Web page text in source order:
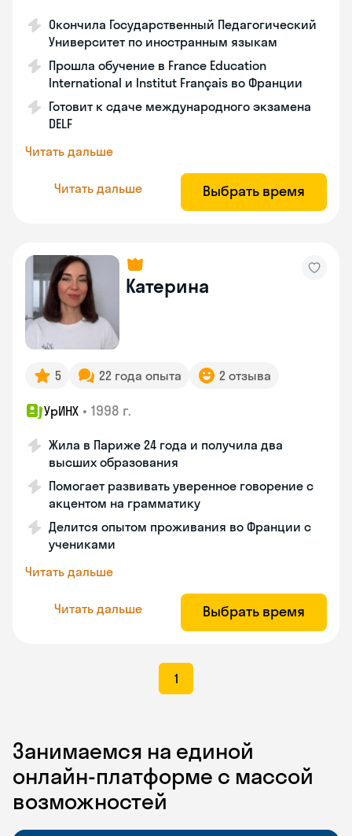
Окончила Государственный Педагогический
Университет по иностранным языкам
Прошла обучение в France Education
International и Institut Français во Франции
Готовит к сдаче международного экзамена
DELF
Читать дальше
Читать дальше Выбрать время
Катерина
5 22 года опыта 2 отзыва
УрИНХ • 1998 г.
Жила в Париже 24 года и получила два
высших образования
Помогает развивать уверенное говорение с
акцентом на грамматику
Делится опытом проживания во Франции с
учениками
Читать дальше
Читать дальше Выбрать время
1
Занимаемся на единой
онлайн-платформе с массой
возможностей